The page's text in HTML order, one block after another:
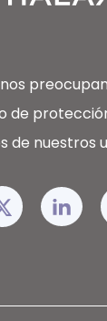
nos
de
de nuestros